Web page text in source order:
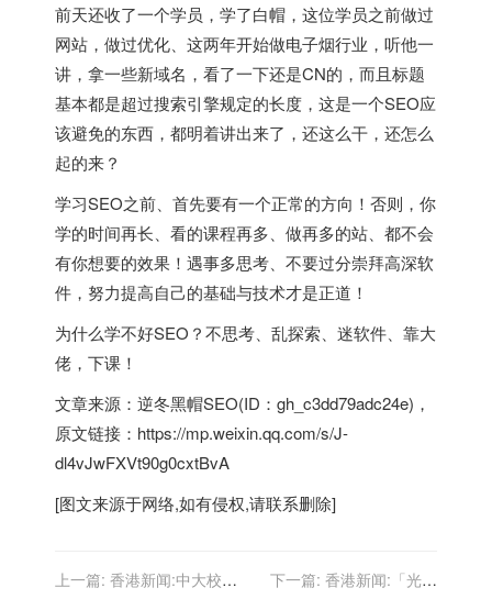
前天还收了一个学员，学了白帽，这位学员之前做过
网站，做过优化、这两年开始做电子烟行业，听他一
讲，拿一些新域名，看了一下还是CN的，而且标题
基本都是超过搜索引擎规定的长度，这是一个SEO应
该避免的东西，都明着讲出来了，还这么干，还怎么
起的来？
学习SEO之前、首先要有一个正常的方向！否则，你
学的时间再长、看的课程再多、做再多的站、都不会
有你想要的效果！遇事多思考、不要过分崇拜高深软
件，努力提高自己的基础与技术才是正道！
为什么学不好SEO？不思考、乱探索、迷软件、靠大
佬，下课！
文章来源：逆冬黑帽SEO(ID：gh_c3dd79adc24e)，
原文链接：https://mp.weixin.qq.com/s/J-
dl4vJwFXVt90g0cxtBvA
[图文来源于网络,如有侵权,请联系删除]
上一篇: 香港新闻:中大校長
下一篇: 香港新闻:「光城